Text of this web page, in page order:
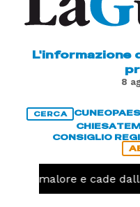
L'informazione
8
CERCA CUNEO
CHIESA
CONSIGLIO
un malore e cade